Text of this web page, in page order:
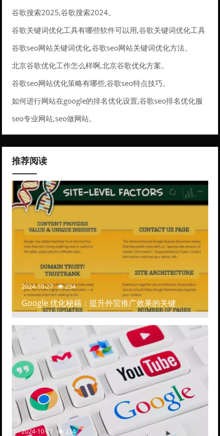
谷歌搜索2025,谷歌搜索2024。
谷歌关键词优化工具有哪些软件可以用,谷歌关键词优化工具
有哪些软件可以用的。
谷歌seo网站关键词优化,谷歌seo网站关键词优化方法。
北京谷歌优化工作怎么样啊,北京谷歌优化方案。
谷歌seo网站优化策略有哪些,谷歌seo特点技巧。
如何进行网站在google的排名优化设置,谷歌seo排名优化服
务。
seo专业网站,seo做网站。
推荐阅读
2024-10-27 234
Google 优化秘籍：提升外贸推广效果的关键
2024-10-27 234